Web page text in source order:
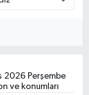
2026 Perşembe
ve konumları